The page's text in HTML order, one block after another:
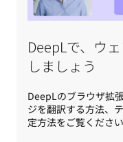
DeepLで、ウ
しましょう
DeepLのブラウザ拡
ジを翻訳する方法、
定方法をご覧ください